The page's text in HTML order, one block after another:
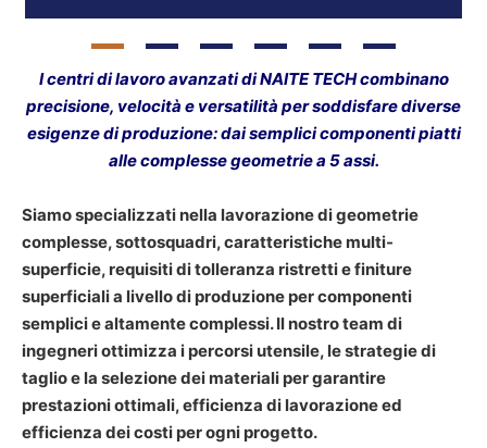
complesse
Efficienza della lavorazione
Superfici
Costo
I centri di lavoro avanzati di NAITE TECH combinano
precisione, velocità e versatilità per soddisfare diverse
esigenze di produzione: dai semplici componenti piatti
alle complesse geometrie a 5 assi.
Siamo specializzati nella lavorazione di geometrie
complesse, sottosquadri, caratteristiche multi-
superficie, requisiti di tolleranza ristretti e finiture
superficiali a livello di produzione per componenti
semplici e altamente complessi. Il nostro team di
ingegneri ottimizza i percorsi utensile, le strategie di
taglio e la selezione dei materiali per garantire
prestazioni ottimali, efficienza di lavorazione ed
efficienza dei costi per ogni progetto.